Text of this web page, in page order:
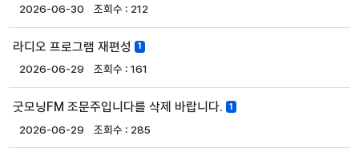
2026-06-30 212
라디오 프로그램 재편성 1
2026-06-29 161
굿모닝FM 조문주입니다를 삭제 바랍니다. 1
2026-06-29 285